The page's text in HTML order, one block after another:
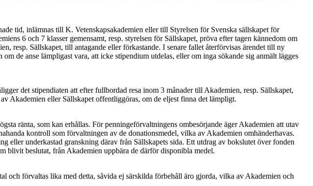
tid, inlämnas till K. Vetenskapsakademien eller till Styrelsen för Svenska sällskapet för
6 och 7 klasser gemensamt, resp. styrelsen för Sällskapet, pröva efter tagen kännedom om
resp. Sällskapet, till antagande eller förkastande. I senare fallet återförvisas ärendet till ny
de anse lämpligast vara, att icke stipendium utdelas, eller om inga sökande sig anmält lägges
det stipendiaten att efter fullbordad resa inom 3 månader till Akademien, resp. Sällskapet,
Akademien eller Sällskapet offentliggöras, om de eljest finna det lämpligt.
ränta, som kan erhållas. För penningeförvaltningens ombesörjande äger Akademien att utav
kontroll som förvaltningen av de donationsmedel, vilka av Akademien omhänderhavas.
underkastad granskning därav från Sällskapets sida. Ett utdrag av bokslutet över fonden
blivit beslutat, från Akademien uppbära de därför disponibla medel.
och förvaltas lika med detta, såvida ej särskilda förbehåll äro gjorda, vilka av Akademien och